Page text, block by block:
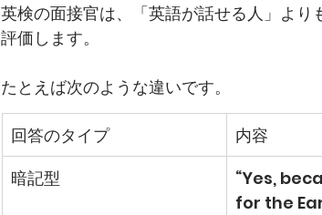
英検の面接官は、「英語が話せる人」より
評価します。
たとえば次のような違いです。
回答のタイプ 内容
暗記型
“Yes,
for the